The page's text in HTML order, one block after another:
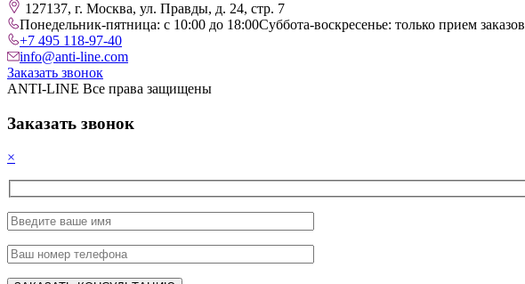
127137, г. Москва, ул. Правды, д. 24, стр. 7
Понедельник-пятница: с 10:00 до 18:00Суббота-воскресенье: только прием заказов
+7 495 118-97-40
info@anti-line.com
Заказать звонок
ANTI-LINE Все права защищены
Заказать звонок
×